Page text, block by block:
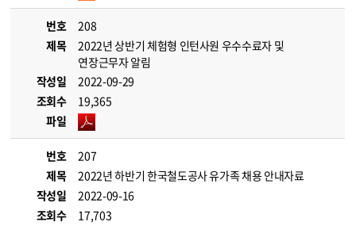
번호
208
제목
2022년 상반기 체험형 인턴사원 우수수료자 및
연장근무자 알림
작성일
2022-09-29
조회수
19,365
파일
번호
207
제목
2022년 하반기 한국철도공사 유가족 채용 안내자료
작성일
2022-09-16
조회수
17,703